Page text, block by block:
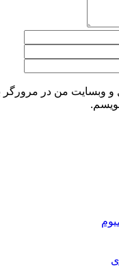
من در مرورگر برای